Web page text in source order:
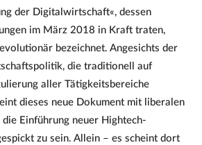
der Digitalwirtschaft«, dessen
im März 2018 in Kraft traten,
bezeichnet. Angesichts der
die traditionell auf
aller Tätigkeitsbereiche
dieses neue Dokument mit liberalen
die Einführung neuer Hightech-
zu sein. Allein – es scheint dort